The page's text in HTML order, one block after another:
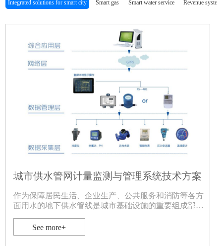
Integrated solutions for smart city Smart gas Smart water service Revenue system
城市供水管网计量监测与管理系统技术方案
作为保障居民生活、企业生产、公共服务和消防等各方
面用水的地下供水管线是城市基础设施的重要组成部
息之一，更是供水企业实现“优质供水，服务社会”的前
提，因此供水管线的质量以及管理方式的现代化水平对
See more+